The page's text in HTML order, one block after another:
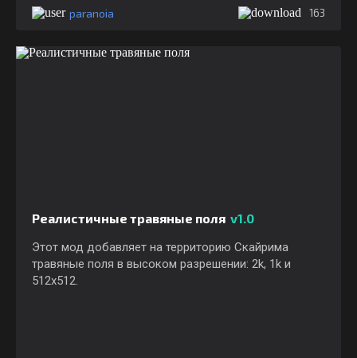
paranoia 163
Реалистичные травяные поля v1.0
Этот мод добавляет на территорию Скайрима
травяные поля в высоком разрешении: 2k, 1k и
512x512.